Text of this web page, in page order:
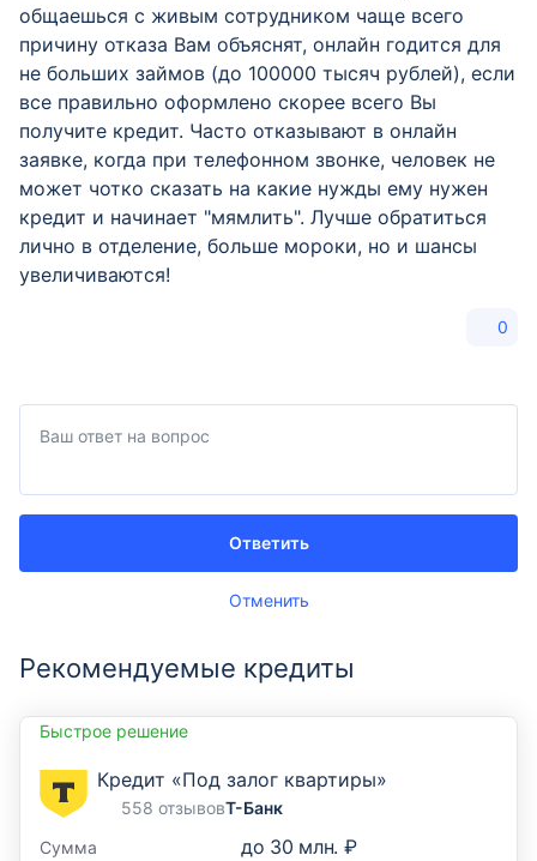
общаешься с живым сотрудником чаще всего
причину отказа Вам объяснят, онлайн годится для
не больших займов (до 100000 тысяч рублей), если
все правильно оформлено скорее всего Вы
получите кредит. Часто отказывают в онлайн
заявке, когда при телефонном звонке, человек не
может чотко сказать на какие нужды ему нужен
кредит и начинает "мямлить". Лучше обратиться
лично в отделение, больше мороки, но и шансы
увеличиваются!
0
Отменить
Ответить
Рекомендуемые кредиты
Быстрое решение
Кредит «Под залог квартиры»
558 отзывовТ-Банк
Сумма
до 30 млн. ₽